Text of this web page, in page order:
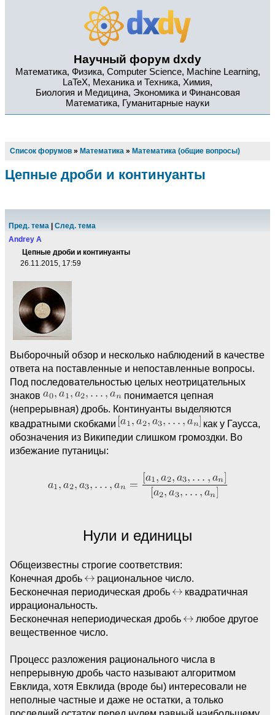
Научный форум dxdy
Математика, Физика, Computer Science, Machine Learning,
LaTeX, Механика и Техника, Химия,
Биология и Медицина, Экономика и Финансовая
Математика, Гуманитарные науки
Список форумов » Математика » Математика (общие вопросы)
Цепные дроби и континуанты
Пред. тема
След. тема
Andrey A
Цепные дроби и континуанты
26.11.2015, 17:59
Выборочный обзор и несколько наблюдений в качестве
ответа на поставленные и непоставленные вопросы.
Под последовательностью целых неотрицательных
знаков
понимается цепная
(непрерывная) дробь. Континуанты выделяются
квадратными скобками
как у Гаусса,
обозначения из Википедии слишком громоздки. Во
избежание путаницы:
Нули и единицы
Общеизвестны строгие соответствия:
Конечная дробь
рациональное число.
Бесконечная периодическая дробь
квадратичная
иррациональность.
Бесконечная непериодическая дробь
любое другое
вещественное число.
Процесс разложения рационального числа в
непрерывную дробь часто называют алгоритмом
Евклида, хотя Евклида (вроде бы) интересовали не
неполные частные и даже не остатки, а только